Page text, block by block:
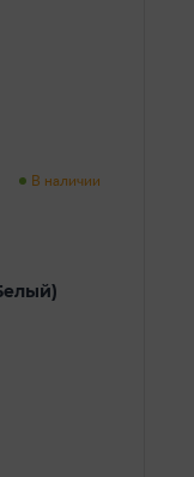
В наличии